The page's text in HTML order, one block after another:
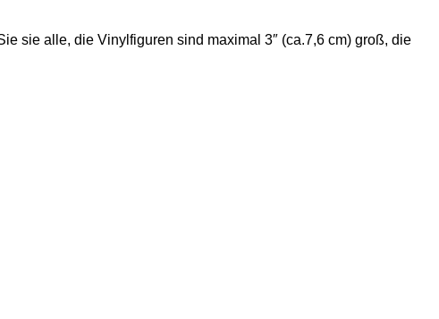
sie alle, die Vinylfiguren sind maximal 3″ (ca.7,6 cm) groß, die